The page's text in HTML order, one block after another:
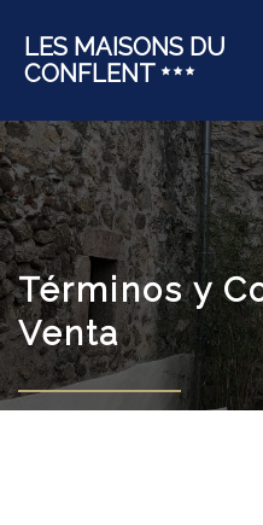
LES MAISONS DU
CONFLENT
Términos y
Venta